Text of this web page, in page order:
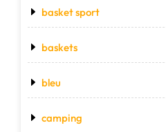
basket sport
baskets
bleu
camping